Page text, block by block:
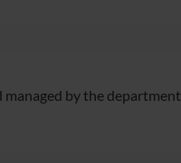
managed by the department